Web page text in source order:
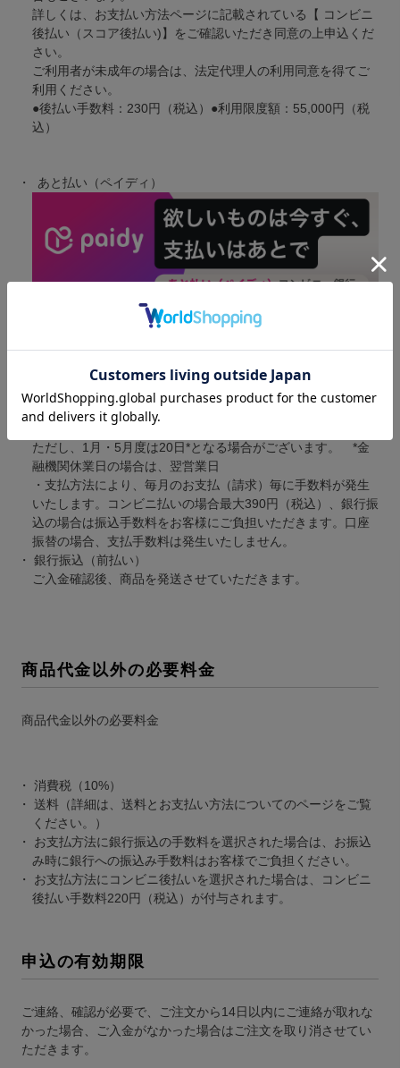
詳しくは、お支払い方法ページに記載されている【 コンビニ
後払い（スコア後払い)】をご確認いただき同意の上申込くだ
さい。
ご利用者が未成年の場合は、法定代理人の利用同意を得てご
利用ください。
●後払い手数料：230円（税込）●利用限度額：55,000円（税
込）
あと払い（ペイディ）
・毎月請求確定分を月末締めで翌月1日に請求書を発行し、3
いたします。
・支払方法は、コンビニ払い（コンビニ設置端末）、銀行振
込及び口座振替となります。
・支払期日は、コンビニ払い及び銀行振込の場合は10日まで
となります。口座振替の場合は12日*に引き落しとなります。
ただし、1月・5月度は20日*となる場合がございます。 *金
融機関休業日の場合は、翌営業日
・支払方法により、毎月のお支払（請求）毎に手数料が発生
いたします。コンビニ払いの場合最大390円（税込）、銀行振
込の場合は振込手数料をお客様にご負担いただきます。口座
振替の場合、支払手数料は発生いたしません。
銀行振込（前払い）
ご入金確認後、商品を発送させていただきます。
商品代金以外の必要料金
商品代金以外の必要料金
消費税（10%）
送料（詳細は、送料とお支払い方法についてのページをご覧
ください。）
お支払方法に銀行振込の手数料を選択された場合は、お振込
み時に銀行への振込み手数料はお客様でご負担ください。
お支払方法にコンビニ後払いを選択された場合は、コンビニ
後払い手数料220円（税込）が付与されます。
申込の有効期限
ご連絡、確認が必要で、ご注文から14日以内にご連絡が取れな
かった場合、ご入金がなかった場合はご注文を取り消させてい
ただきます。